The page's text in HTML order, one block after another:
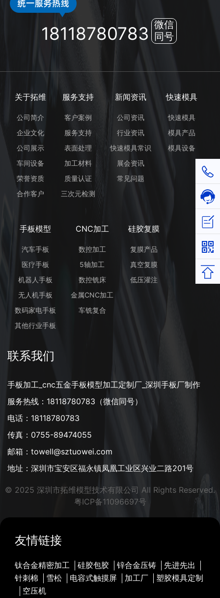
18118780783 微信
同号
关于拓维
公司简介
企业文化
公司展示
车间设备
荣誉资质
合作客户
服务支持
客户案例
服务支持
表面处理
加工材料
质量认证
三次元检测
新闻资讯
公司资讯
行业资讯
快速模具常识
展会资讯
常见问题
快速模具
快速模具
模具产品
模具设备
手板模型
汽车手板
医疗手板
机器人手板
无人机手板
数码家电手板
其他行业手板
CNC加工
数控加工
5轴加工
数控铣床
金属CNC加工
车铣复合
硅胶复膜
复膜产品
真空复膜
低压灌注
联系我们
手板加工_cnc五金手板模型加工定制厂_深圳手板厂制作
服务热线：18118780783（微信同号）
电话：18118780783
传真：0755-89474055
邮箱：towell@sztuowei.com
地址：深圳市宝安区福永镇凤凰工业区兴业二路201号
© 2025 深圳市拓维模型技术有限公司 All Rights Reserved.
粤ICP备11096697号
友情链接
钛合金精密加工 硅胶包胶 锌合金压铸
先进先出
针刺棉
雪松 电容式触摸屏 加工厂
塑胶模具定制
空压机
在线
立即
返回